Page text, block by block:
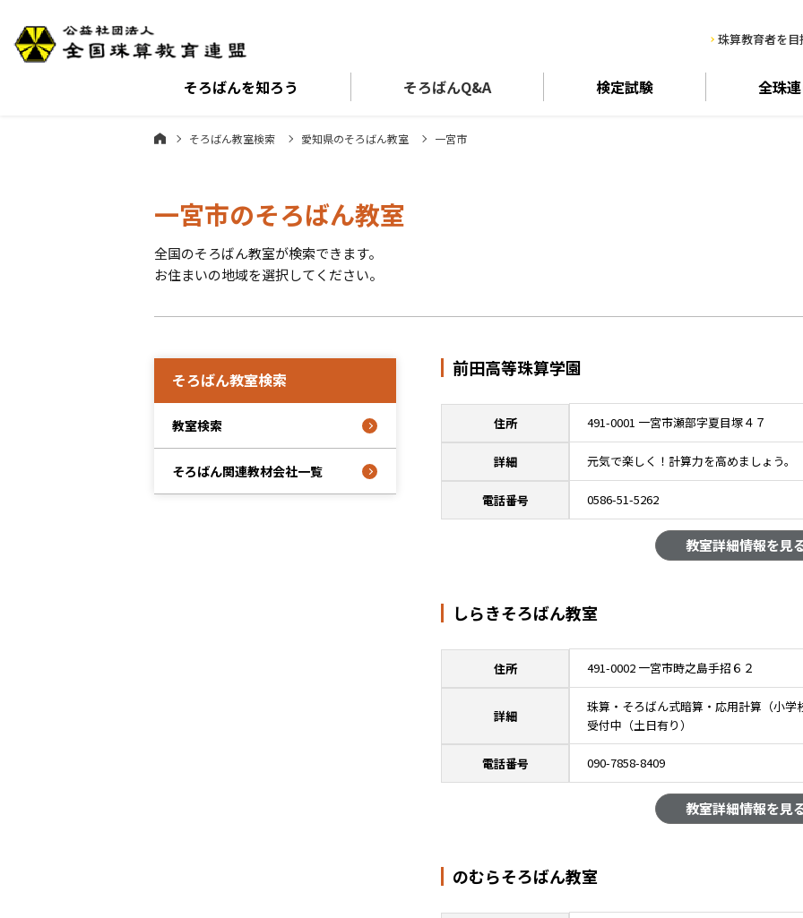
珠算教育者を
そろばんを知ろう そろばんQ&A 検定試験 全珠
そろばん教室検索 愛知県のそろばん教室 一宮市
一宮市のそろばん教室
全国のそろばん教室が検索できます。
お住まいの地域を選択してください。
前田高等珠算学園
住所 491-0001 一宮市瀬部字夏目塚４７
詳細 元気で楽しく！計算力を高めましょう。
電話番号 0586-51-5262
教室詳細情報を見
しらきそろばん教室
住所 491-0002 一宮市時之島手招６２
詳細
珠算・そろばん式暗算・応用計算（小
受付中（土日有り）
電話番号 090-7858-8409
教室詳細情報を見
のむらそろばん教室
そろばん教室検索
教室検索
そろばん関連教材会社一覧